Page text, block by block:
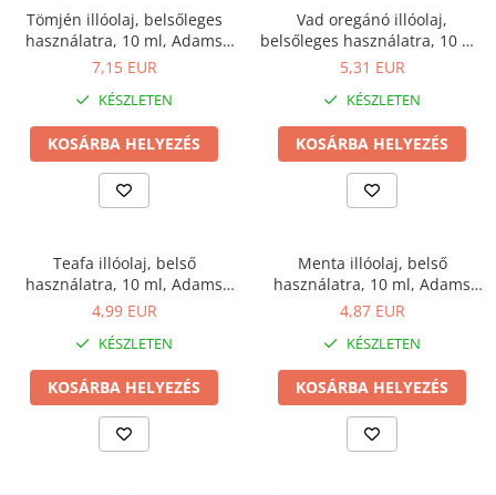
Kiegészítők
Shakerek
Sporttáskák
Fehérjeszeletek
Egyéb rudak
Keringési rendszer
Koleszterin
Könnyű emésztés
Memória
Menopauza
Májvédő
Méregtelenítés
Okulárok
Pajzsmirigy
Pattanások
Tömjén illóolaj, belsőleges
használatra, 10 ml, Adams
Supplements
7,15 EUR
KÉSZLETEN
KOSÁRBA HELYEZÉS
Vad oregánó illóolaj,
belsőleges használatra, 10 ml,
Adams Supplements
5,31 EUR
KÉSZLETEN
KOSÁRBA HELYEZÉS
Teafa illóolaj, belső
használatra, 10 ml, Adams
Supplements
4,99 EUR
KÉSZLETEN
KOSÁRBA HELYEZÉS
Menta illóolaj, belső
használatra, 10 ml, Adams
Supplements
4,87 EUR
KÉSZLETEN
KOSÁRBA HELYEZÉS